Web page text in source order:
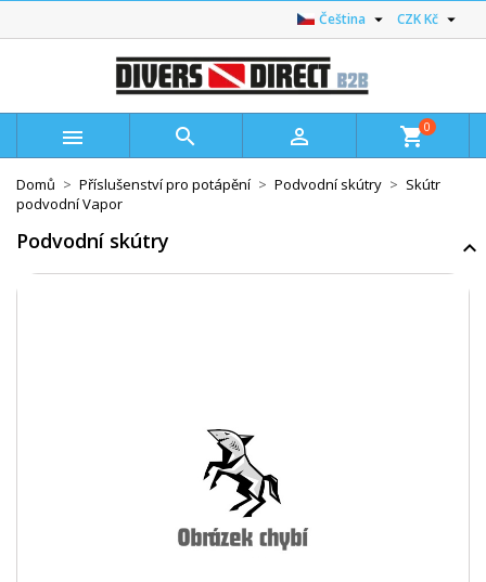
CZK Kč 
Čeština 
   shopping_cart0
Domů Příslušenství pro potápění Podvodní skútry
Skútr
podvodní Vapor
Podvodní skútry